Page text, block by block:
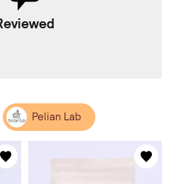
Pelian Lab